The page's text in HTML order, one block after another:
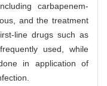
carbapenem-
and the treatment
line drugs such as
used, while
in application of